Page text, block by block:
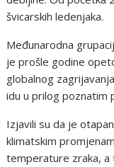
švicarskih ledenjaka.
Međunarodna
je prošle godine
globalnog
idu u prilog poznatim
Izjavili su da je
klimatskim
temperature zraka,